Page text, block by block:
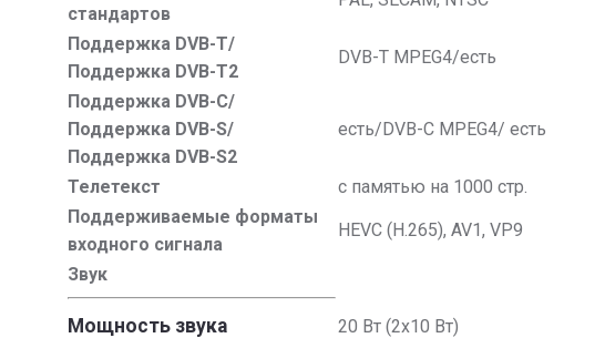
стандартов
Поддержка DVB-T/
Поддержка DVB-T2
DVB-T MPEG4/есть
Поддержка DVB-C/
Поддержка DVB-S/
Поддержка DVB-S2
есть/DVB-C MPEG4/ есть
Телетекст
с памятью на 1000 стр.
Поддерживаемые форматы
входного сигнала
HEVC (H.265), AV1, VP9
Звук
Мощность звука
20 Вт (2х10 Вт)